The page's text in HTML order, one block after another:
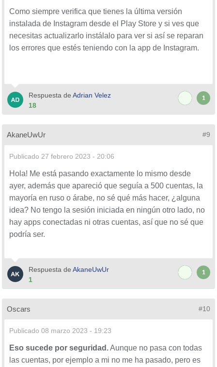
Como siempre verifica que tienes la última versión
instalada de Instagram desde el Play Store y si ves que
necesitas actualizarlo instálalo para ver si así se reparan
los errores que estés teniendo con la app de Instagram.
Respuesta de Adrian Velez
18
1
AkaneUwUr #9
Publicado 27 febrero 2023 - 20:06
Hola! Me está pasando exactamente lo mismo desde
ayer, además que apareció que seguía a 500 cuentas, la
mayoría en ruso o árabe, no sé qué más hacer, ¿alguna
idea? No tengo la sesión iniciada en ningún otro lado, no
hay apps conectadas ni otras cuentas, así que no sé que
podría ser.
Respuesta de AkaneUwUr
1
1
Oscars #10
Publicado 08 marzo 2023 - 19:23
Eso sucede por seguridad.Aunque no pasa con todas
las cuentas, por ejemplo a mi no me ha pasado, pero es